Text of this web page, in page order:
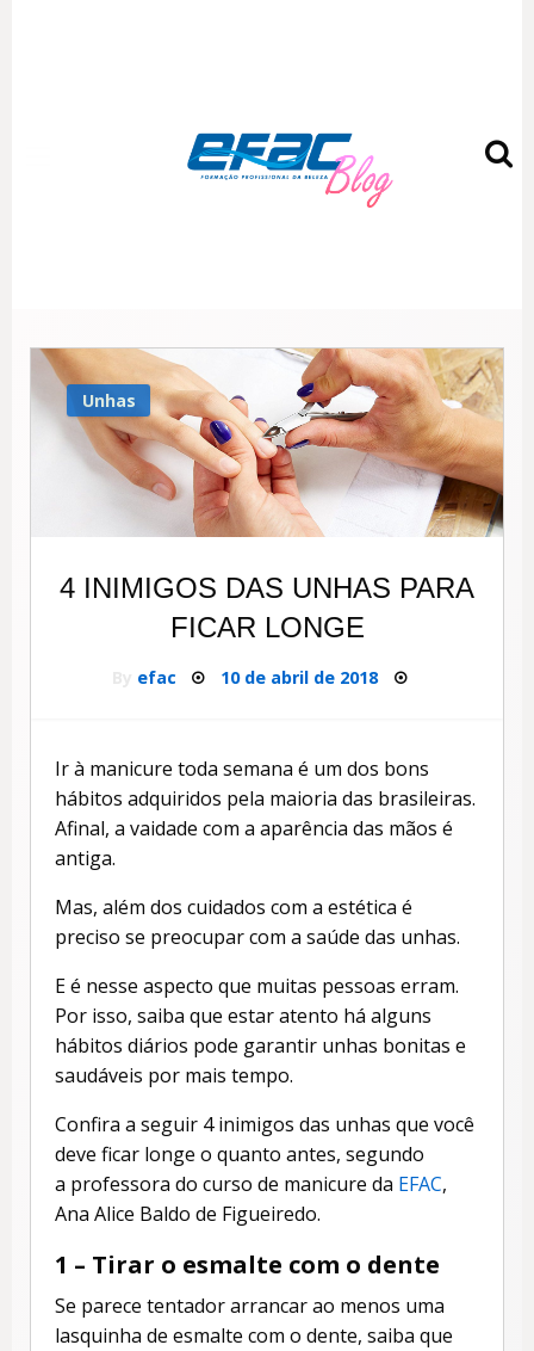
beleza
Unhas
4 INIMIGOS DAS UNHAS PARA
FICAR LONGE
efac Posted
10 de abril de 2018
Ir à manicure toda semana é um dos bons
hábitos adquiridos pela maioria das brasileiras.
Afinal, a vaidade com a aparência das mãos é
antiga.
Mas, além dos cuidados com a estética é
preciso se preocupar com a saúde das unhas.
E é nesse aspecto que muitas pessoas erram.
Por isso, saiba que estar atento há alguns
hábitos diários pode garantir unhas bonitas e
saudáveis por mais tempo.
Confira a seguir 4 inimigos das unhas que você
deve ficar longe o quanto antes, segundo
a professora do curso de manicure da EFAC,
Ana Alice Baldo de Figueiredo.
1 – Tirar o esmalte com o dente
Se parece tentador arrancar ao menos uma
lasquinha de esmalte com o dente, saiba que